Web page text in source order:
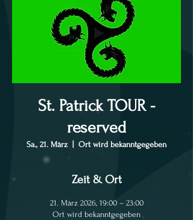
St. Patrick TOUR -
reserved
Sa., 21. März Ort wird bekanntgegeben
Zeit & Ort
21. März 2026, 19:00 – 23:00
Ort wird bekanntgegeben